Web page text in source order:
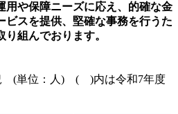
用や保障ニーズに応え、的確な金
ビスを提供、堅確な事務を行うた
組んでおります。
(単位：人) ( )内は令和7年度